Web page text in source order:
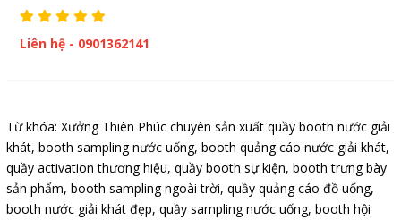
Liên hệ - 0901362141
Từ khóa: Xưởng Thiên Phúc chuyên sản xuất quầy booth nước giải
khát, booth sampling nước uống, booth quảng cáo nước giải khát,
quầy activation thương hiệu, quầy booth sự kiện, booth trưng bày
sản phẩm, booth sampling ngoài trời, quầy quảng cáo đồ uống,
booth nước giải khát đẹp, quầy sampling nước uống, booth hội